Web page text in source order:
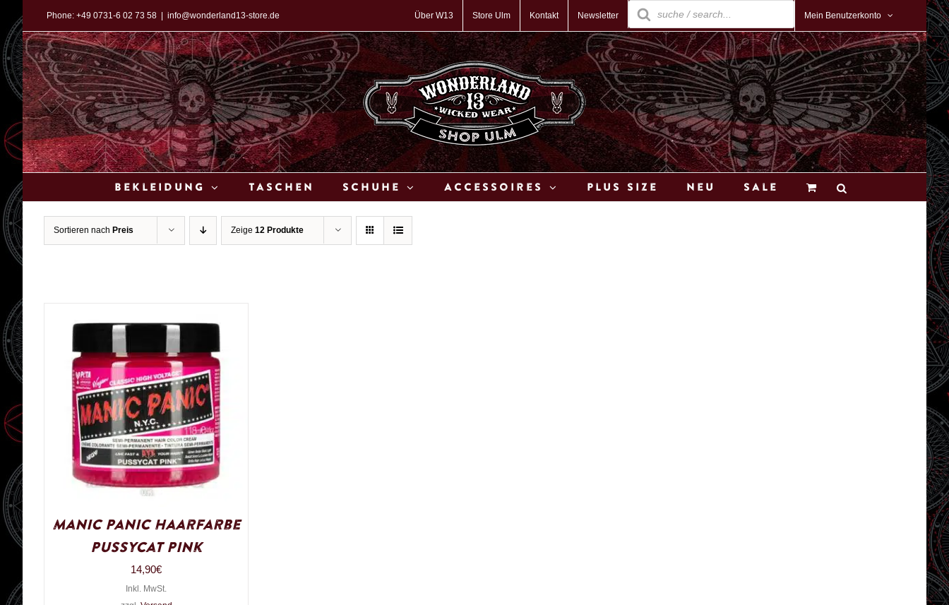
Inhalt
springen
Phone: +49 0731-6 02 73 58 info@wonderland13-store.de Über W13 Store Ulm Kontakt Newsletter
Products
search
Mein Benutzerkonto
Bekleidung Taschen Schuhe Accessoires Plus Size Neu Sale
Sortieren nach Preis Zeige 12 Produkte
Manic Panic Haarfarbe
Pussycat Pink
14,90€
Inkl. MwSt.